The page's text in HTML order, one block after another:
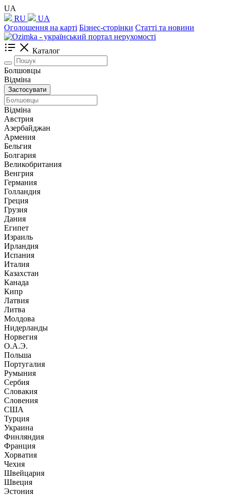
UA
RU
UA
Оголошення на карті Бізнес-сторінки Статті та новини
Каталог
Болшовцы
Відміна
Застосувати
Відміна
Австрия
Азербайджан
Армения
Бельгия
Болгария
Великобритания
Венгрия
Германия
Голландия
Греция
Грузия
Дания
Египет
Израиль
Ирландия
Испания
Италия
Казахстан
Канада
Кипр
Латвия
Литва
Молдова
Нидерланды
Норвегия
О.А.Э.
Польша
Португалия
Румыния
Сербия
Словакия
Словения
США
Турция
Украина
Финляндия
Франция
Хорватия
Чехия
Швейцария
Швеция
Эстония